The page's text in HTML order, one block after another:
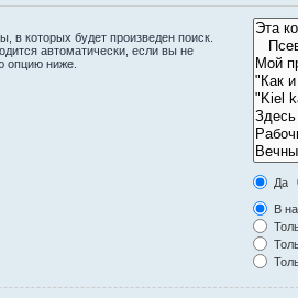
которых будет произведен поиск.
автоматически, если вы не
опцию ниже.
Да
В